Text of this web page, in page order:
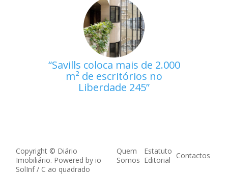
Savills coloca mais de 2.000
m² de escritórios no
Liberdade 245
Copyright © Diário
Imobiliário. Powered by io
SolInf/ C ao quadrado
Quem
Somos
Estatuto
Editorial
Contactos